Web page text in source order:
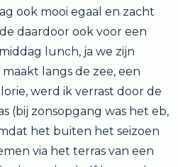
ook mooi egaal en zacht
daardoor ook voor een
lunch, ja we zijn
langs de zee, een
werd ik verrast door de
(bij zonsopgang was het eb,
het buiten het seizoen
via het terras van een